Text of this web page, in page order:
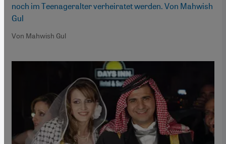
noch im Teenageralter verheiratet werden. Von Mahwish
Gul
Von Mahwish Gul